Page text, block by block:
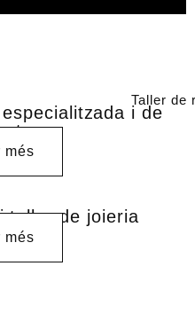
i de
més
taller de joieria
més